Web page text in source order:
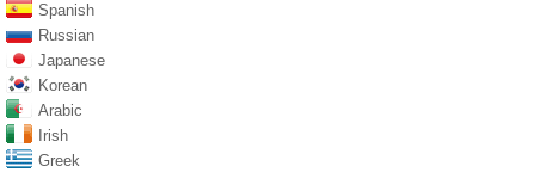
Spanish
Russian
Japanese
Korean
Arabic
Irish
Greek